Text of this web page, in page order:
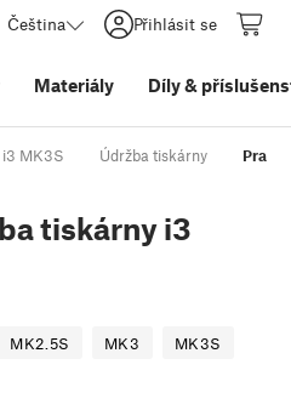
Čeština Přihlásit se
Materiály Díly&
i3 MK3S Údržba tiskárny
tiskárny i3
MK2.5S MK3
MK3S